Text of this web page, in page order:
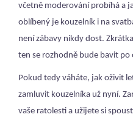
včetně moderování probíhá a
oblíbený je kouzelník i na
není zábavy nikdy dost.
ten se rozhodně bude bavit
Pokud tedy váháte, jak oživit
zamluvit kouzelníka už nyní.
vaše ratolesti a užijete si